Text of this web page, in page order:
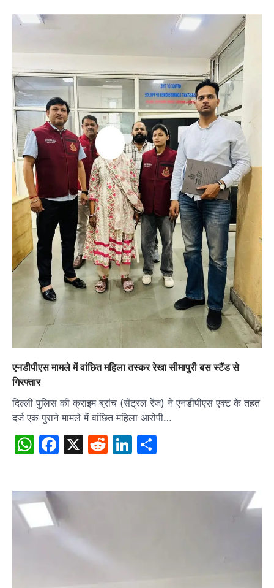
एनडीपीएस मामले में वांछित महिला तस्कर रेखा सीमापुरी बस स्टैंड से
गिरफ्तार
दिल्ली पुलिस की क्राइम ब्रांच (सेंट्रल रेंज) ने एनडीपीएस एक्ट के तहत
दर्ज एक पुराने मामले में वांछित महिला आरोपी…
WhatsApp
Facebook
X RedditLinkedIn